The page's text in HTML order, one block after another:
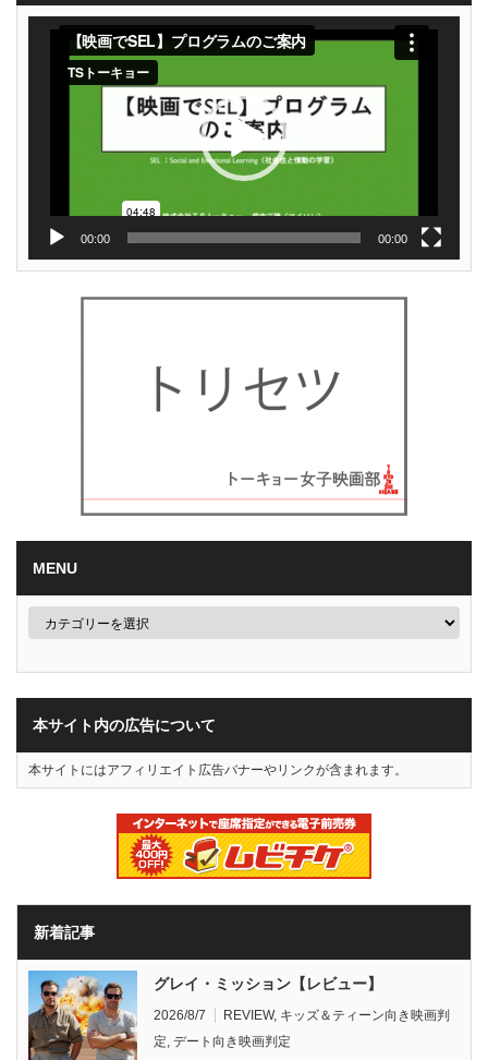
動
00:00 00:00
MENU
本サイト内の広告について
本サイトにはアフィリエイト広告バナーやリンクが含まれます。
新着記事
グレイ・ミッション【レビュー】
2026/8/7 REVIEW, キッズ＆ティーン向き映画判
定 デート向き映画判定